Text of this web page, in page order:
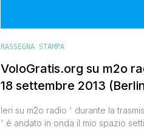
RASSEGNA STAMPA
VoloGratis.org su m2o
18 settembre 2013
Ieri su m2o radio ' durante la
' è andato in onda il mio spazio